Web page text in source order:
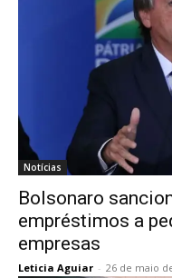
Notícias
Bolsonaro
empréstimos a
empresas
Leticia Aguiar - 26 de maio